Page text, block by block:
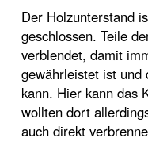
Der Holzunterstand
geschlossen. Teile
verblendet, damit
gewährleistet ist und
kann. Hier kann das
wollten dort
auch direkt